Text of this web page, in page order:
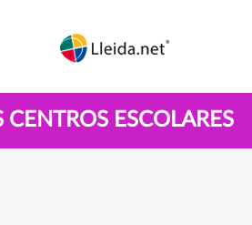
ESCOLARES